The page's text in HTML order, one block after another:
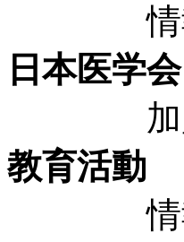
情報
日本医学
加盟
教育活動
情報